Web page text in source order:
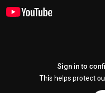
Sign in to
This helps protect